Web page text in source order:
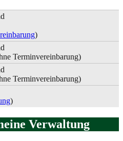
)
Terminvereinbarung)
Terminvereinbarung)
)
Verwaltung